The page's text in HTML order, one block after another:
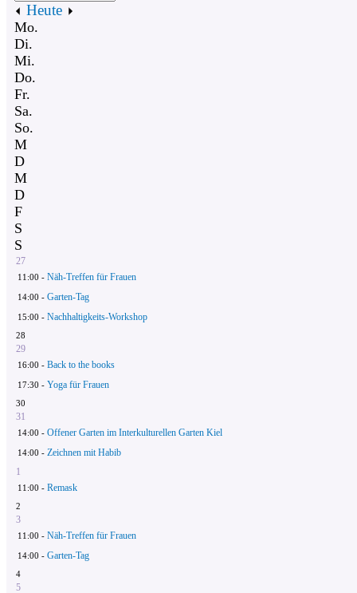
Heute
Mo.
Di.
Mi.
Do.
Fr.
Sa.
So.
M
D
M
D
F
S
S
27
11:00 - Näh-Treffen für Frauen
14:00 - Garten-Tag
15:00 - Nachhaltigkeits-Workshop
28
29
16:00 - Back to the books
17:30 - Yoga für Frauen
30
31
14:00 - Offener Garten im Interkulturellen Garten Kiel
14:00 - Zeichnen mit Habib
1
11:00 - Remask
2
3
11:00 - Näh-Treffen für Frauen
14:00 - Garten-Tag
4
5